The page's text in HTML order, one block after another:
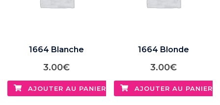
1664 Blanche
3.00€
AJOUTER AU PANIER
1664 Blonde
3.00€
AJOUTER AU PANIER